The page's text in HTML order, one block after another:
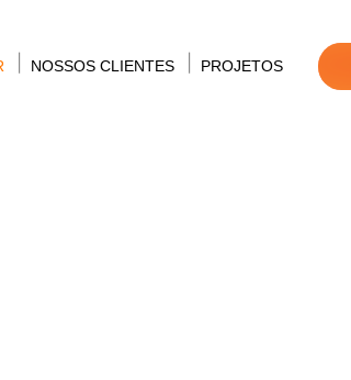
NOSSOS CLIENTES PROJETOS